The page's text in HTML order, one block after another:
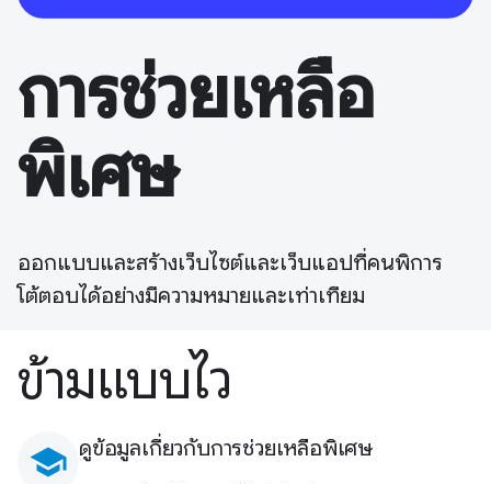
การช่วยเหลือ
พิเศษ
ออกแบบและสร้างเว็บไซต์และเว็บแอปที่คนพิการ
โต้ตอบได้อย่างมีความหมายและเท่าเทียม
ข้ามแบบไว
school ดูข้อมูลเกี่ยวกับการช่วยเหลือพิเศษ